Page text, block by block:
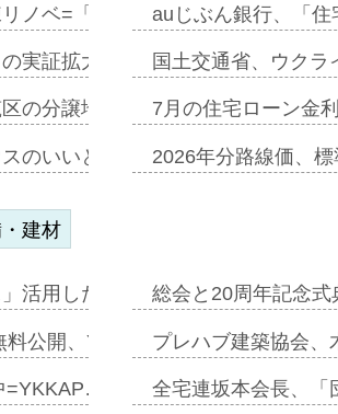
ノベ=「職住遊」融合型の賃…
実証拡大へ=ガーデンカフェ…
の分譲地開発で初協業=お互…
のいいとこどりのコリビング…
auじぶん銀行、「
国土交通省、ウク
7月の住宅ローン金
2026年分路線価、
建材
活用した新入浴法を提案=P…
料公開、YKKAPとワンビ…
=YKKAP…
総会と20周年記念
プレハブ建築協会
全宅連坂本会長、